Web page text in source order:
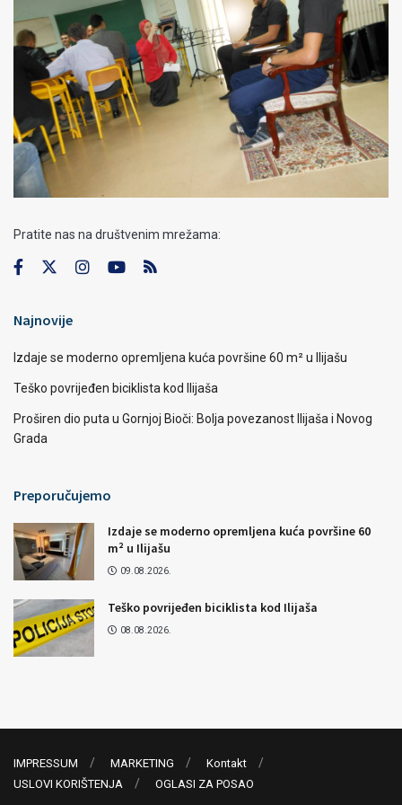
Pratite nas na društvenim mrežama:
Najnovije
Izdaje se moderno opremljena kuća površine 60 m² u Ilijašu
Teško povrijeđen biciklista kod Ilijaša
Proširen dio puta u Gornjoj Bioči: Bolja povezanost Ilijaša i Novog
Grada
Preporučujemo
Izdaje se moderno opremljena kuća površine 60
m² u Ilijašu
09.08.2026.
Teško povrijeđen biciklista kod Ilijaša
08.08.2026.
IMPRESSUM MARKETING
Kontakt
USLOVI KORIŠTENJA
OGLASI ZA POSAO